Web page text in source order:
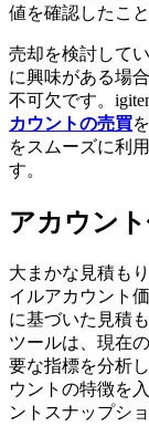
値を確認したこ
売却を検討して
に興味がある場
不可欠です。
カウントの売買
をスムーズに利
す。
アカウン
大まかな見積も
イルアカウント
に基づいた見積
ツールは、現在
要な指標を分析
ウントの特徴を
ントスナップシ